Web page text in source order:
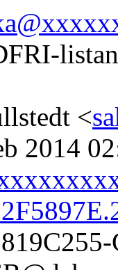
<
2014